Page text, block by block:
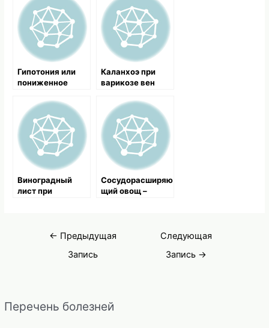
Перечень болезней
Гипотония или
пониженное
симптомы и
лечение
народными
средствами
Каланхоэ при
варикозе вен
Виноградный
лист при
Сосудорасширяю
щий овощ –
Навигация
← Предыдущая
Запись
Следующая
Запись →